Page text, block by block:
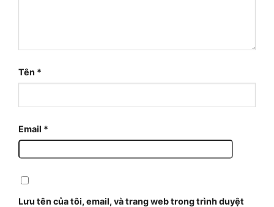
Tên *
Email *
Lưu tên của tôi, email, và trang web trong trình duyệt